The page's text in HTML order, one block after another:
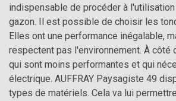
indispensable de procéder à
gazon. Il est possible de choisir les
Elles ont une performance inégalable,
respectent pas l'environnement. À côté
qui sont moins performantes et qui
électrique. AUFFRAY Paysagiste 49
types de matériels. Cela va lui